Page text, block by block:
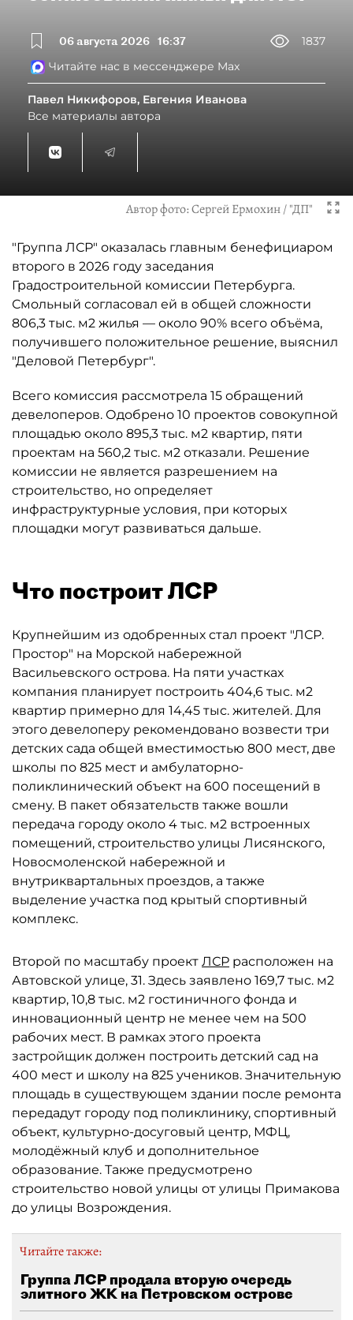
06 августа 2026 16:37
1837
Читайте нас в мессенджере Max
Павел Никифоров, Евгения Иванова
Все материалы автора
Автор фото:Сергей Ермохин / "ДП"
"Группа ЛСР" оказалась главным бенефициаром
второго в 2026 году заседания
Градостроительной комиссии Петербурга.
Смольный согласовал ей в общей сложности
806,3 тыс. м2 жилья — около 90% всего объёма,
получившего положительное решение, выяснил
"Деловой Петербург".
Всего комиссия рассмотрела 15 обращений
девелоперов. Одобрено 10 проектов совокупной
площадью около 895,3 тыс. м2 квартир, пяти
проектам на 560,2 тыс. м2 отказали. Решение
комиссии не является разрешением на
строительство, но определяет
инфраструктурные условия, при которых
площадки могут развиваться дальше.
Что построит ЛСР
Крупнейшим из одобренных стал проект "ЛСР.
Простор" на Морской набережной
Васильевского острова. На пяти участках
компания планирует построить 404,6 тыс. м2
квартир примерно для 14,45 тыс. жителей. Для
этого девелоперу рекомендовано возвести три
детских сада общей вместимостью 800 мест, две
школы по 825 мест и амбулаторно-
поликлинический объект на 600 посещений в
смену. В пакет обязательств также вошли
передача городу около 4 тыс. м2 встроенных
помещений, строительство улицы Лисянского,
Новосмоленской набережной и
внутриквартальных проездов, а также
выделение участка под крытый спортивный
комплекс.
Второй по масштабу проект ЛСР расположен на
Автовской улице, 31. Здесь заявлено 169,7 тыс. м2
квартир, 10,8 тыс. м2 гостиничного фонда и
инновационный центр не менее чем на 500
рабочих мест. В рамках этого проекта
застройщик должен построить детский сад на
400 мест и школу на 825 учеников. Значительную
площадь в существующем здании после ремонта
передадут городу под поликлинику, спортивный
объект, культурно-досуговый центр, МФЦ,
молодёжный клуб и дополнительное
образование. Также предусмотрено
строительство новой улицы от улицы Примакова
до улицы Возрождения.
Читайте также:
Группа ЛСР продала вторую очередь
элитного ЖК на Петровском острове